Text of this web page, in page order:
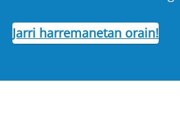
Jarri harremanetan orain!